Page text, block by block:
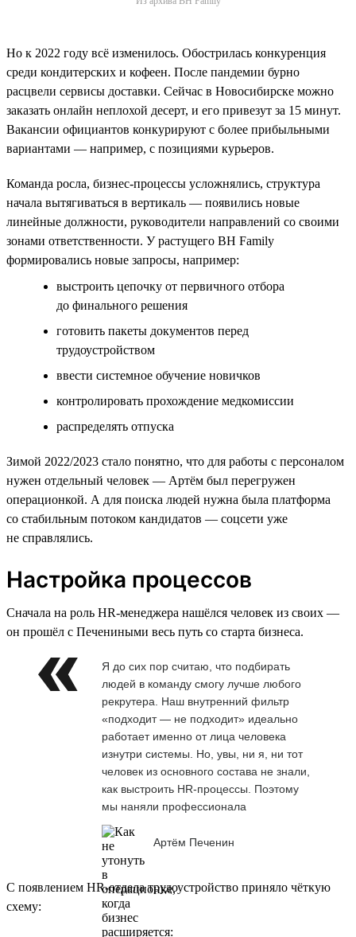
Но к 2022 году всё изменилось. Обострилась конкуренция
среди кондитерских и кофеен. После пандемии бурно
расцвели сервисы доставки. Сейчас в Новосибирске можно
заказать онлайн неплохой десерт, и его привезут за 15 минут.
Вакансии официантов конкурируют с более прибыльными
вариантами — например, с позициями курьеров.
Команда росла, бизнес-процессы усложнялись, структура
начала вытягиваться в вертикаль — появились новые
линейные должности, руководители направлений со своими
зонами ответственности. У растущего BH Family
формировались новые запросы, например:
выстроить цепочку от первичного отбора
до финального решения
готовить пакеты документов перед
трудоустройством
ввести системное обучение новичков
контролировать прохождение медкомиссии
распределять отпуска
Зимой 2022/2023 стало понятно, что для работы с персоналом
нужен отдельный человек — Артём был перегружен
операционкой. А для поиска людей нужна была платформа
со стабильным потоком кандидатов — соцсети уже
не справлялись.
Настройка процессов
Сначала на роль HR-менеджера нашёлся человек из своих —
он прошёл с Печениными весь путь со старта бизнеса.
Я до сих пор считаю, что подбирать
людей в команду смогу лучше любого
рекрутера. Наш внутренний фильтр
«подходит — не подходит» идеально
работает именно от лица человека
изнутри системы. Но, увы, ни я, ни тот
человек из основного состава не знали,
как выстроить HR-процессы. Поэтому
мы наняли профессионала
Артём Печенин
С появлением HR-отдела трудоустройство приняло чёткую
схему: